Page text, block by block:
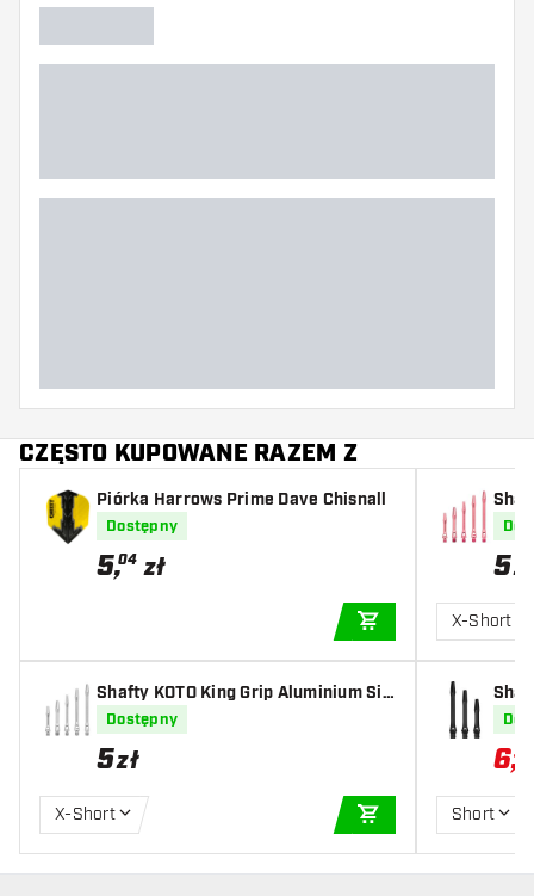
CZĘSTO KUPOWANE RAZEM Z
Piórka Harrows Prime Dave Chisnall
Dostępny
5,04 zł
DODAJ DO
Shafty KOTO King Grip Aluminium Sil
ver
Dostępny
5zł
X-Short
DODAJ DO
5zł
X-Short
6,30
Short